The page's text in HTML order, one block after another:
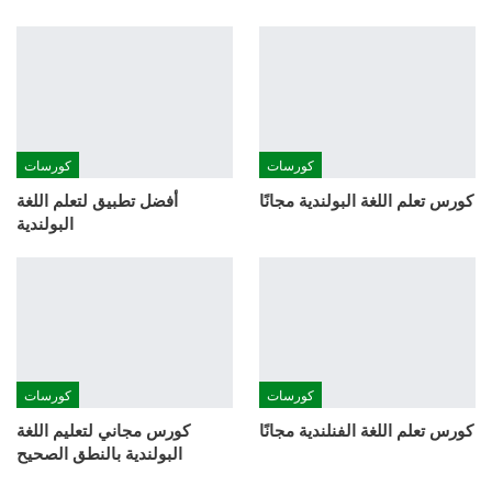
كورسات
أفضل تطبيق لتعلم اللغة
البولندية
كورسات
كورس تعلم اللغة البولندية مجانًا
كورسات
كورس مجاني لتعليم اللغة
البولندية بالنطق الصحيح
كورسات
كورس تعلم اللغة الفنلندية مجانًا